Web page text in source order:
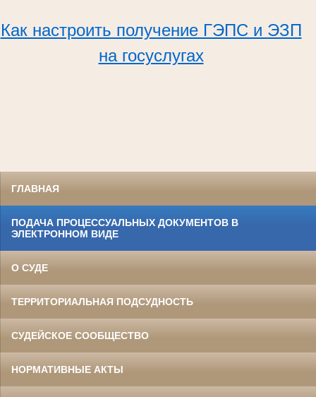
Как настроить получение ГЭПС и ЭЗП
на госуслугах
ГЛАВНАЯ
ПОДАЧА ПРОЦЕССУАЛЬНЫХ ДОКУМЕНТОВ В
ЭЛЕКТРОННОМ ВИДЕ
О СУДЕ
ТЕРРИТОРИАЛЬНАЯ ПОДСУДНОСТЬ
СУДЕЙСКОЕ СООБЩЕСТВО
НОРМАТИВНЫЕ АКТЫ